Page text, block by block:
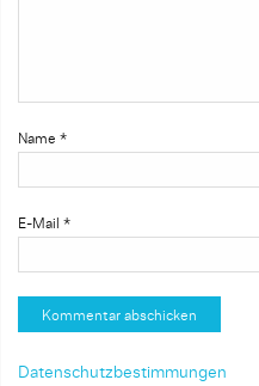
Name *
E-Mail *
Datenschutzbestimmungen